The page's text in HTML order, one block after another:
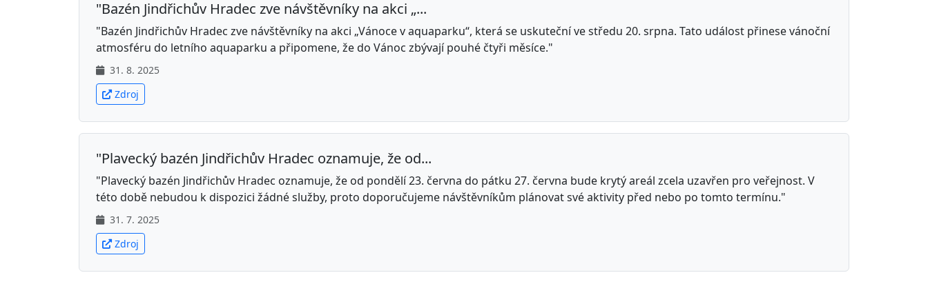
"Bazén Jindřichův Hradec zve návštěvníky na akci „...
"Bazén Jindřichův Hradec zve návštěvníky na akci „Vánoce v aquaparku“, která se uskuteční ve středu 20. srpna. Tato událost přinese vánoční
atmosféru do letního aquaparku a připomene, že do Vánoc zbývají pouhé čtyři měsíce."
31. 8. 2025
Zdroj
"Plavecký bazén Jindřichův Hradec oznamuje, že od...
"Plavecký bazén Jindřichův Hradec oznamuje, že od pondělí 23. června do pátku 27. června bude krytý areál zcela uzavřen pro veřejnost. V
této době nebudou k dispozici žádné služby, proto doporučujeme návštěvníkům plánovat své aktivity před nebo po tomto termínu."
31. 7. 2025
Zdroj